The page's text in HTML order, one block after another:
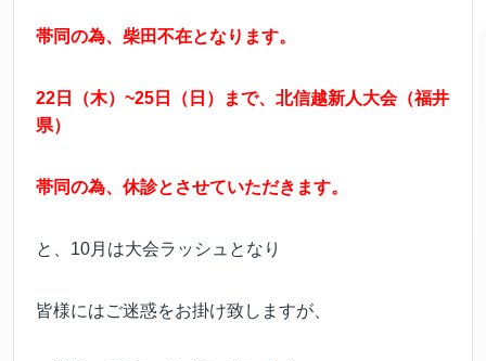
帯同の為、柴田不在となります。
22日（木）~25日（日）まで、北信越新人大会（福井
県）
帯同の為、休診とさせていただきます。
と、10月は大会ラッシュとなり
皆様にはご迷惑をお掛け致しますが、